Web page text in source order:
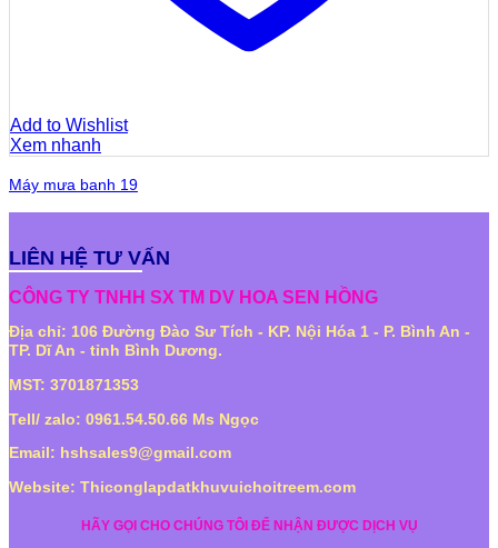
Add to Wishlist
Xem nhanh
Máy mưa banh 19
LIÊN HỆ TƯ VẤN
CÔNG TY TNHH SX TM DV HOA SEN HỒNG
Địa chỉ: 106 Đường Đào Sư Tích - KP. Nội Hóa 1 - P. Bình An -
TP. Dĩ An - tỉnh Bình Dương.
MST: 3701871353
Tell/ zalo: 0961.54.50.66 Ms Ngọc
Email: hshsales9@gmail.com
Website: Thiconglapdatkhuvuichoitreem.com
HÃY GỌI CHO CHÚNG TÔI ĐỂ NHẬN ĐƯỢC DỊCH VỤ